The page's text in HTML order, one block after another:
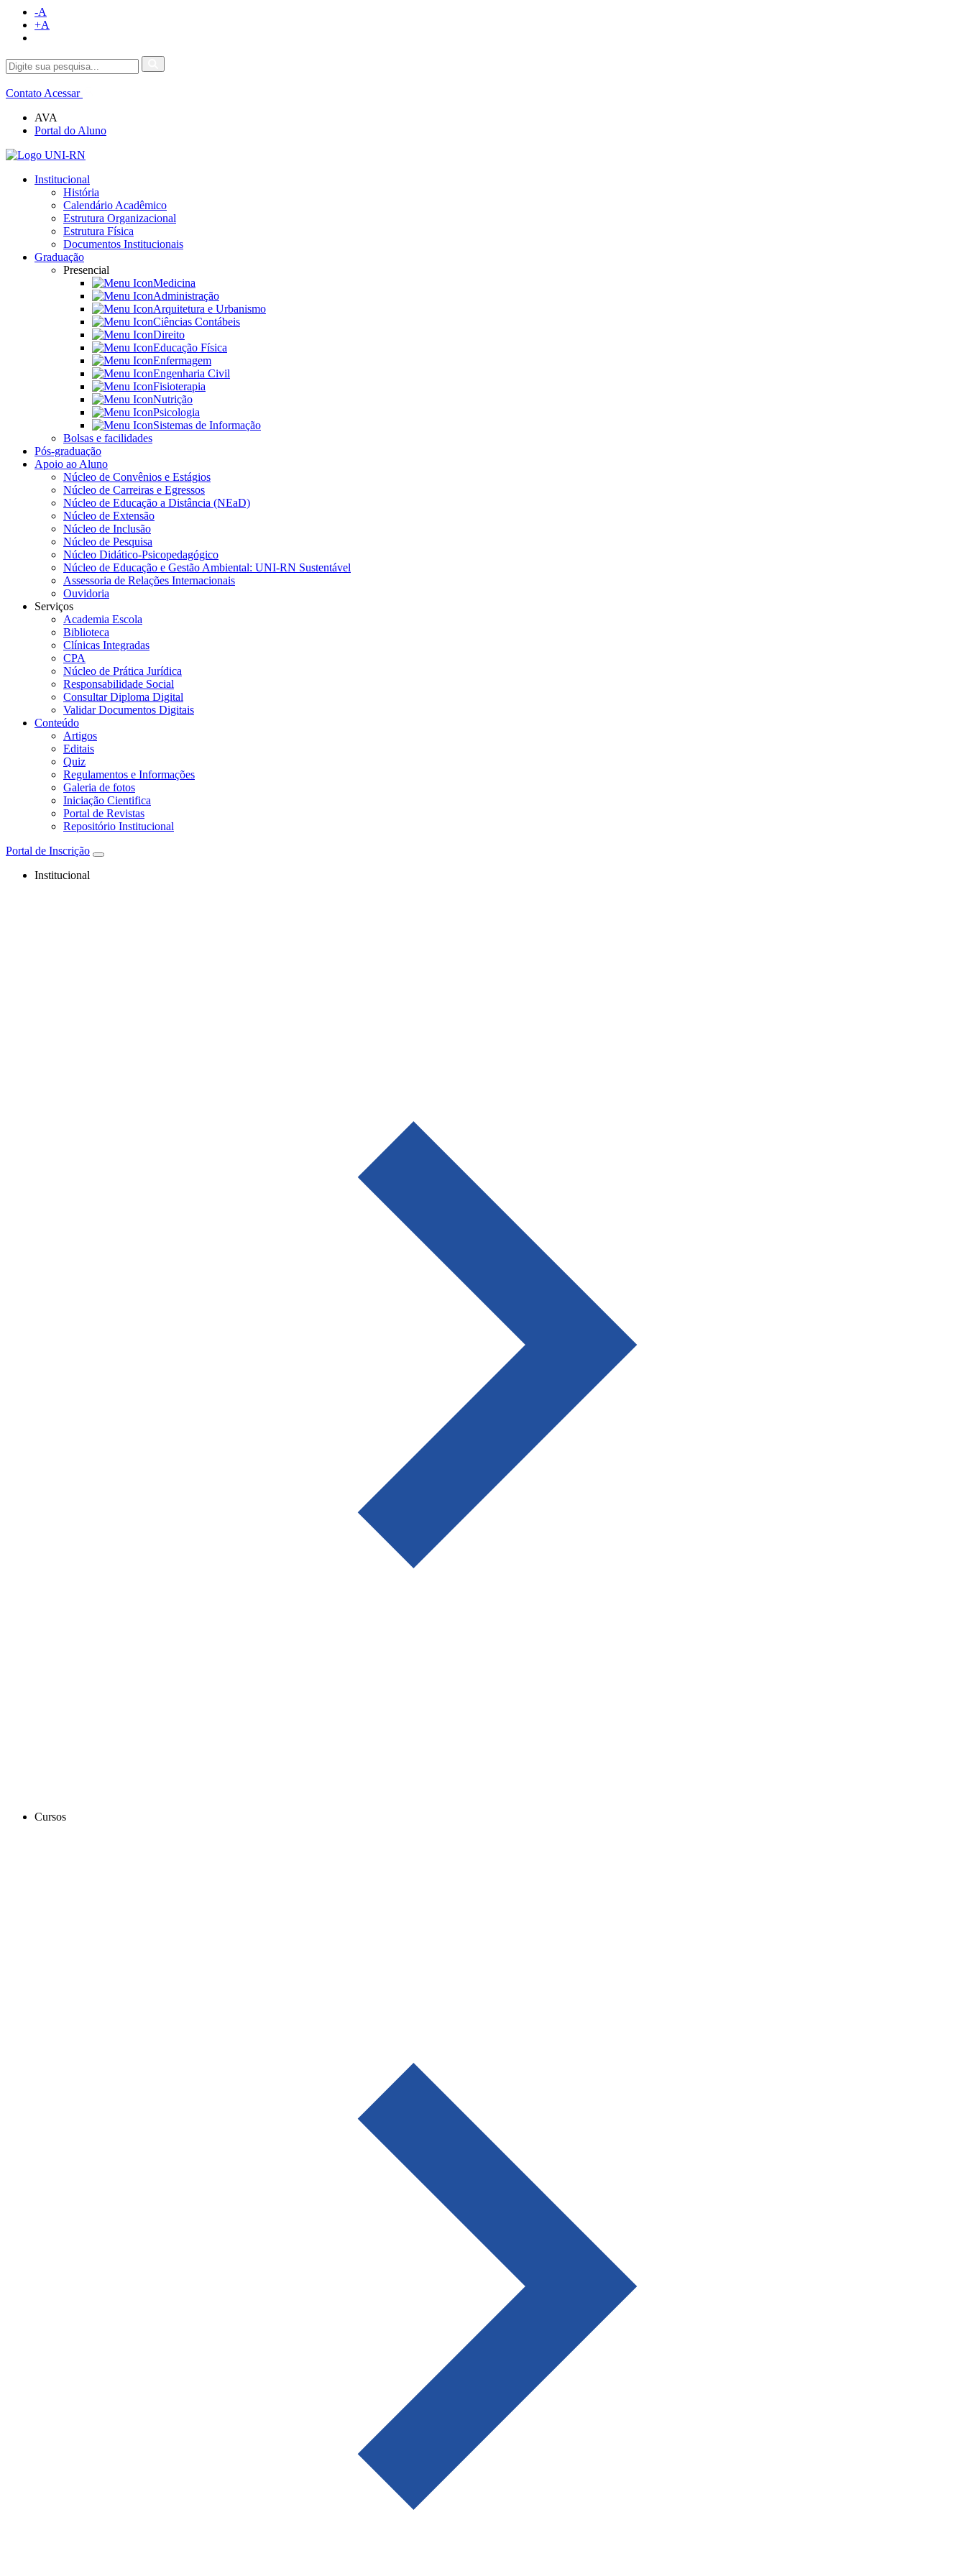
-A
+A
Contato Acessar
AVA
Portal do Aluno
Institucional
História
Calendário Acadêmico
Estrutura Organizacional
Estrutura Física
Documentos Institucionais
Graduação
Presencial
Medicina
Administração
Arquitetura e Urbanismo
Ciências Contábeis
Direito
Educação Física
Enfermagem
Engenharia Civil
Fisioterapia
Nutrição
Psicologia
Sistemas de Informação
Bolsas e facilidades
Pós-graduação
Apoio ao Aluno
Núcleo de Convênios e Estágios
Núcleo de Carreiras e Egressos
Núcleo de Educação a Distância (NEaD)
Núcleo de Extensão
Núcleo de Inclusão
Núcleo de Pesquisa
Núcleo Didático-Psicopedagógico
Núcleo de Educação e Gestão Ambiental: UNI-RN Sustentável
Assessoria de Relações Internacionais
Ouvidoria
Serviços
Academia Escola
Biblioteca
Clínicas Integradas
CPA
Núcleo de Prática Jurídica
Responsabilidade Social
Consultar Diploma Digital
Validar Documentos Digitais
Conteúdo
Artigos
Editais
Quiz
Regulamentos e Informações
Galeria de fotos
Iniciação Cientifica
Portal de Revistas
Repositório Institucional
Portal de Inscrição
Institucional
Cursos